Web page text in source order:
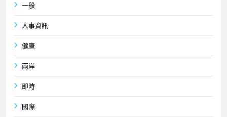
一般
人事資訊
健康
兩岸
即時
國際